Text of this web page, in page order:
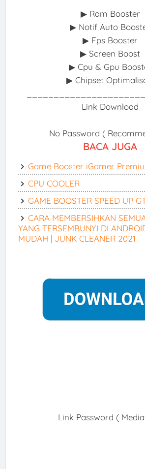
▶ Ram Booster
▶ Notif Auto
▶ Fps Booster
▶ Screen Boost
▶ Cpu & Gpu
▶ Chipset
Link Download
No Password (
BACA JUGA
Game Booster iGamer
CPU COOLER
GAME BOOSTER SPEED UP
CARA MEMBERSIHKAN
YANG TERSEMBUNYI DI
MUDAH | JUNK CLEANER 2021
Link Password (